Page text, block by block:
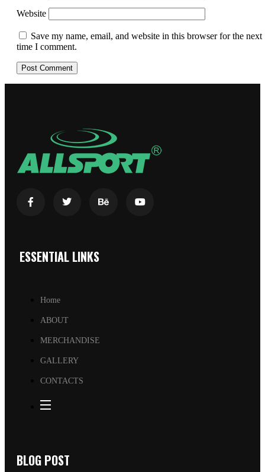
Website
Save my name, email, and website in this browser for the next
time I comment.
ESSENTIAL LINKS
Home
ABOUT
MERCHANDISE
GALLERY
CONTACTS
BLOG POST